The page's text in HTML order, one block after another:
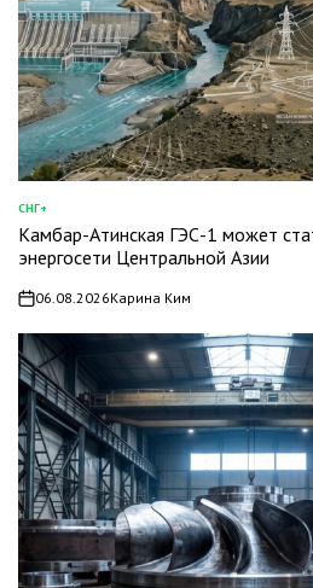
ОПУБЛИКОВАНО
В
СНГ+
Камбар-Атинская ГЭС-1 может
энергосети Центральной Азии
on06.08.2026Карина Ким